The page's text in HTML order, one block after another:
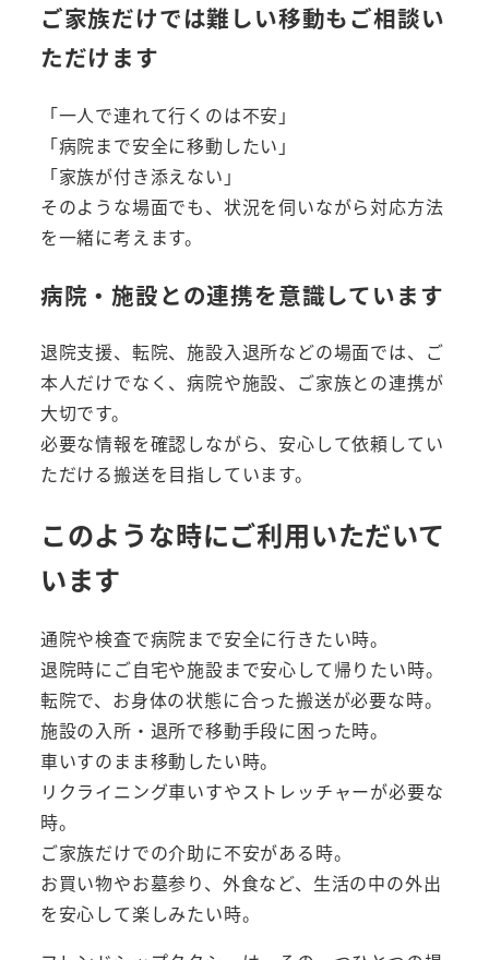
ご家族だけでは難しい移動もご相談い
ただけます
「一人で連れて行くのは不安」
「病院まで安全に移動したい」
「家族が付き添えない」
そのような場面でも、状況を伺いながら対応方法
を一緒に考えます。
病院・施設との連携を意識しています
退院支援、転院、施設入退所などの場面では、ご
本人だけでなく、病院や施設、ご家族との連携が
大切です。
必要な情報を確認しながら、安心して依頼してい
ただける搬送を目指しています。
このような時にご利用いただいて
います
通院や検査で病院まで安全に行きたい時。
退院時にご自宅や施設まで安心して帰りたい時。
転院で、お身体の状態に合った搬送が必要な時。
施設の入所・退所で移動手段に困った時。
車いすのまま移動したい時。
リクライニング車いすやストレッチャーが必要な
時。
ご家族だけでの介助に不安がある時。
お買い物やお墓参り、外食など、生活の中の外出
を安心して楽しみたい時。